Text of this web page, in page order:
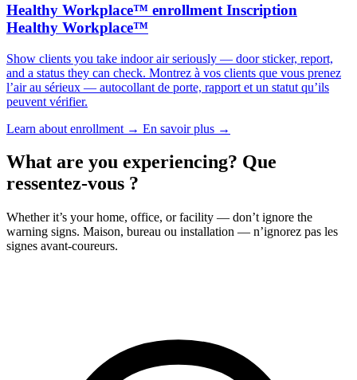
Healthy Workplace™ enrollment Inscription
Healthy Workplace™
Show clients you take indoor air seriously — door sticker, report,
and a status they can check. Montrez à vos clients que vous prenez
l’air au sérieux — autocollant de porte, rapport et un statut qu’ils
peuvent vérifier.
Learn about enrollment → En savoir plus →
What are you experiencing? Que
ressentez-vous ?
Whether it’s your home, office, or facility — don’t ignore the
warning signs. Maison, bureau ou installation — n’ignorez pas les
signes avant-coureurs.